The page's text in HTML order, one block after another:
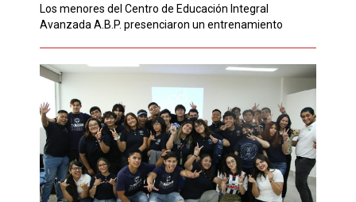
Los menores del Centro de Educación Integral
Avanzada A.B.P. presenciaron un entrenamiento